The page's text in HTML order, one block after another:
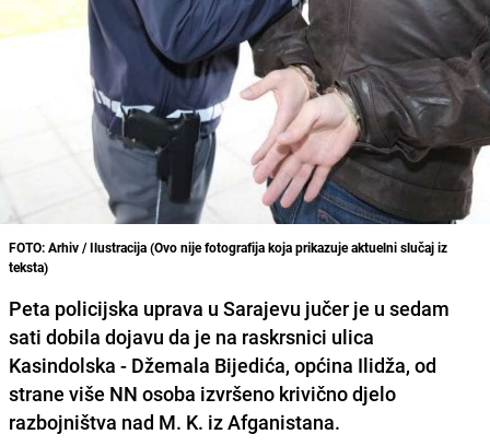
FOTO: Arhiv / Ilustracija (Ovo nije fotografija koja prikazuje aktuelni slučaj iz
teksta)
Peta policijska uprava u Sarajevu jučer je u sedam
sati dobila dojavu da je na raskrsnici ulica
Kasindolska - Džemala Bijedića, općina Ilidža, od
strane više NN osoba izvršeno krivično djelo
razbojništva nad M. K. iz Afganistana.